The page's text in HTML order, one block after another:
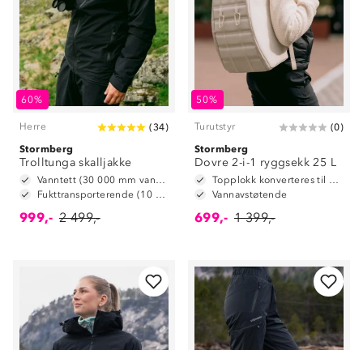
60%
Herre (34)
Stormberg
Trolltunga skalljakke
Vanntett (30 000 mm vannsøyle)
Fukttransporterende (10 000 g/m2/24t)
999,- 2 499,-
50%
Turutstyr (0)
Stormberg
Dovre 2-i-1 ryggsekk 25 L
Topplokk konverteres til hoftebelte
Vannavstøtende
699,- 1 399,-